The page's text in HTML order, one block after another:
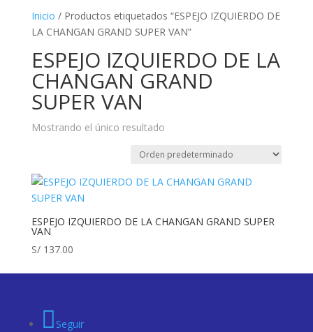
Inicio / Productos etiquetados “ESPEJO IZQUIERDO DE
LA CHANGAN GRAND SUPER VAN”
ESPEJO IZQUIERDO DE LA
CHANGAN GRAND
SUPER VAN
Mostrando el único resultado
ESPEJO IZQUIERDO DE LA CHANGAN GRAND SUPER
VAN
S/137.00
Seguir